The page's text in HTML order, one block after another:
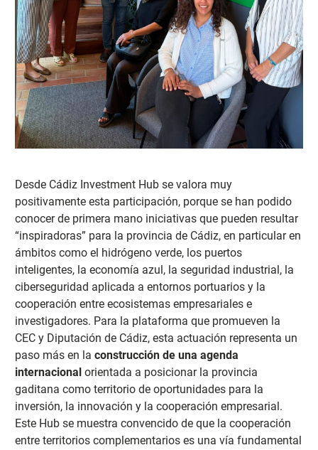
Desde Cádiz Investment Hub se valora muy
positivamente esta participación, porque se han podido
conocer de primera mano iniciativas que pueden resultar
“inspiradoras” para la provincia de Cádiz, en particular en
ámbitos como el hidrógeno verde, los puertos
inteligentes, la economía azul, la seguridad industrial, la
ciberseguridad aplicada a entornos portuarios y la
cooperación entre ecosistemas empresariales e
investigadores. Para la plataforma que promueven la
CEC y Diputación de Cádiz, esta actuación representa un
paso más en la construcción de una agenda
internacionalorientada a posicionar la provincia
gaditana como territorio de oportunidades para la
inversión, la innovación y la cooperación empresarial.
Este Hub se muestra convencido de que la cooperación
entre territorios complementarios es una vía fundamental